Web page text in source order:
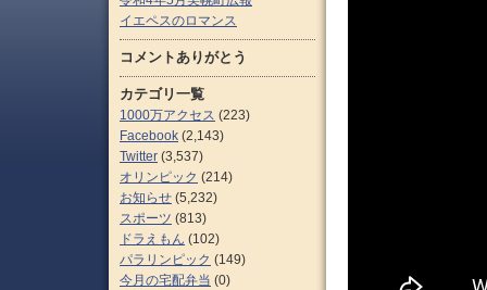
イエペスのロマンス
コメントありがとう
カテゴリ一覧
1000万アクセス (223)
Facebook (2,143)
Twitter (3,537)
オリンピック (214)
お知らせ (5,232)
スポーツ (813)
ドラえもん (102)
パラリンピック (149)
今月の宅配弁当 (0)